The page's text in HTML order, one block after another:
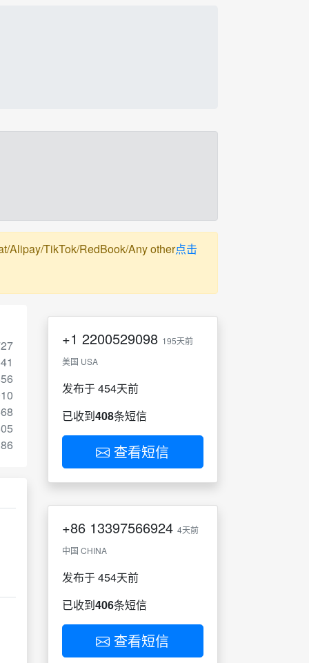
Alipay/TikTok/RedBook/Any other点击
+1 2200529098 195天前
美国 USA
发布于 454天前
已收到408条短信
查看短信
+86 13397566924 4天前
中国 CHINA
发布于 454天前
已收到406条短信
查看短信